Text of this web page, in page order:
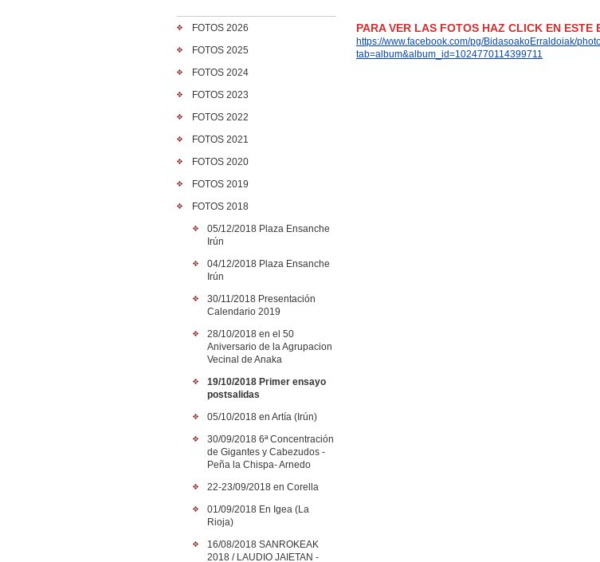
FOTOS 2026
FOTOS 2025
FOTOS 2024
FOTOS 2023
FOTOS 2022
FOTOS 2021
FOTOS 2020
FOTOS 2019
FOTOS 2018
05/12/2018 Plaza Ensanche
Irún
04/12/2018 Plaza Ensanche
Irún
30/11/2018 Presentación
Calendario 2019
28/10/2018 en el 50
Aniversario de la Agrupacion
Vecinal de Anaka
19/10/2018 Primer ensayo
postsalidas
05/10/2018 en Artía (Irún)
30/09/2018 6ª Concentración
de Gigantes y Cabezudos -
Peña la Chispa- Arnedo
22-23/09/2018 en Corella
01/09/2018 En Igea (La
Rioja)
16/08/2018 SANROKEAK
2018 / LAUDIO JAIETAN -
PARA VER LAS FOTOS HAZ CLICK EN ESTE
https://www.facebook.com/pg/BidasoakoErraldoiak/
tab=album&album_id=1024770114399711